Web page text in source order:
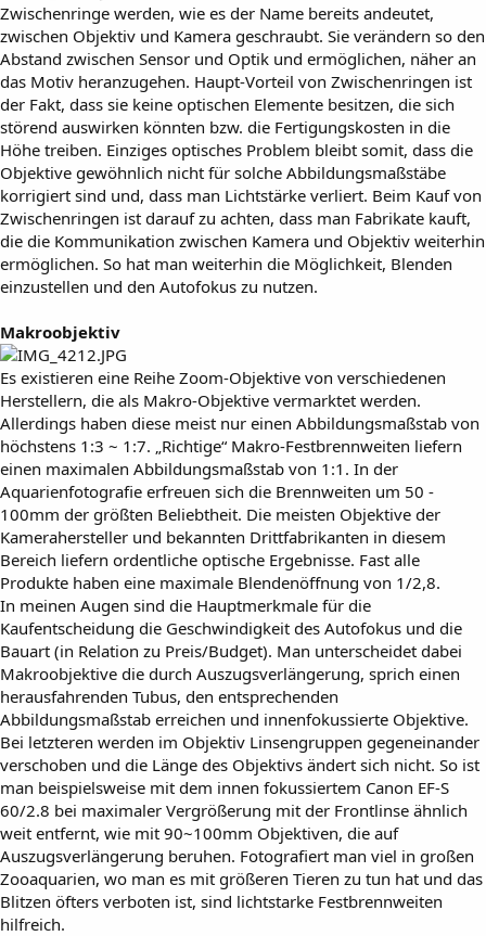
Zwischenringe werden, wie es der Name bereits andeutet,
zwischen Objektiv und Kamera geschraubt. Sie verändern so den
Abstand zwischen Sensor und Optik und ermöglichen, näher an
das Motiv heranzugehen. Haupt-Vorteil von Zwischenringen ist
der Fakt, dass sie keine optischen Elemente besitzen, die sich
störend auswirken könnten bzw. die Fertigungskosten in die
Höhe treiben. Einziges optisches Problem bleibt somit, dass die
Objektive gewöhnlich nicht für solche Abbildungsmaßstäbe
korrigiert sind und, dass man Lichtstärke verliert. Beim Kauf von
Zwischenringen ist darauf zu achten, dass man Fabrikate kauft,
die die Kommunikation zwischen Kamera und Objektiv weiterhin
ermöglichen. So hat man weiterhin die Möglichkeit, Blenden
einzustellen und den Autofokus zu nutzen.
Makroobjektiv
Es existieren eine Reihe Zoom-Objektive von verschiedenen
Herstellern, die als Makro-Objektive vermarktet werden.
Allerdings haben diese meist nur einen Abbildungsmaßstab von
höchstens 1:3 ~ 1:7. „Richtige“ Makro-Festbrennweiten liefern
einen maximalen Abbildungsmaßstab von 1:1. In der
Aquarienfotografie erfreuen sich die Brennweiten um 50 -
100mm der größten Beliebtheit. Die meisten Objektive der
Kamerahersteller und bekannten Drittfabrikanten in diesem
Bereich liefern ordentliche optische Ergebnisse. Fast alle
Produkte haben eine maximale Blendenöffnung von 1/2,8.
In meinen Augen sind die Hauptmerkmale für die
Kaufentscheidung die Geschwindigkeit des Autofokus und die
Bauart (in Relation zu Preis/Budget). Man unterscheidet dabei
Makroobjektive die durch Auszugsverlängerung, sprich einen
herausfahrenden Tubus, den entsprechenden
Abbildungsmaßstab erreichen und innenfokussierte Objektive.
Bei letzteren werden im Objektiv Linsengruppen gegeneinander
verschoben und die Länge des Objektivs ändert sich nicht. So ist
man beispielsweise mit dem innen fokussiertem Canon EF-S
60/2.8 bei maximaler Vergrößerung mit der Frontlinse ähnlich
weit entfernt, wie mit 90~100mm Objektiven, die auf
Auszugsverlängerung beruhen. Fotografiert man viel in großen
Zooaquarien, wo man es mit größeren Tieren zu tun hat und das
Blitzen öfters verboten ist, sind lichtstarke Festbrennweiten
hilfreich.